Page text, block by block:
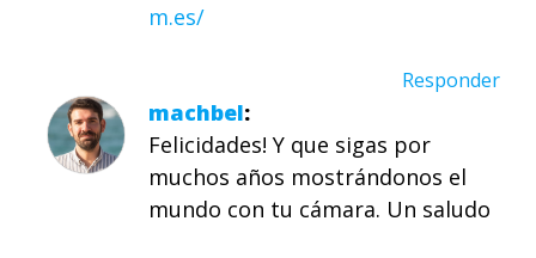
m.es/
Responder
machbel
Felicidades! Y que sigas por
muchos años mostrándonos el
mundo con tu cámara. Un saludo